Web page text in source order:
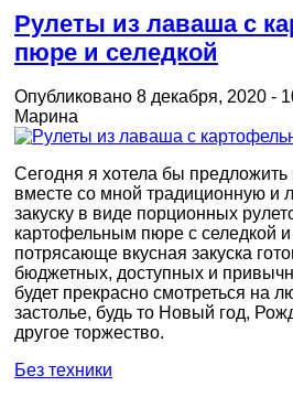
Рулеты из лаваша с
пюре и селедкой
Опубликовано 8 декабря, 2020 -
Марина
Сегодня я хотела бы предложить
вместе со мной традиционную и
закуску в виде порционных
картофельным пюре с селедкой
потрясающе вкусная закуска
бюджетных, доступных и
будет прекрасно смотреться на
застолье, будь то Новый год,
другое торжество.
Без техники